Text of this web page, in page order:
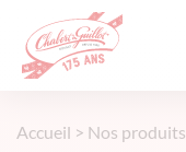
Accueil > Nos produits